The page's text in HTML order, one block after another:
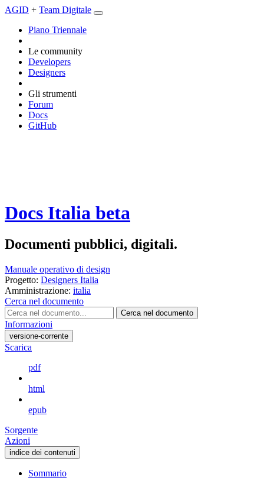
AGID + Team Digitale
Piano Triennale
Le community
Developers
Designers
Gli strumenti
Forum
Docs
GitHub
Docs Italia beta
Documenti pubblici, digitali.
Manuale operativo di design
Progetto: Designers Italia
Amministrazione: italia
Cerca nel documento
Cerca nel documento
Informazioni
versione-corrente
Scarica
pdf
html
epub
Sorgente
Azioni
indice dei contenuti
Sommario